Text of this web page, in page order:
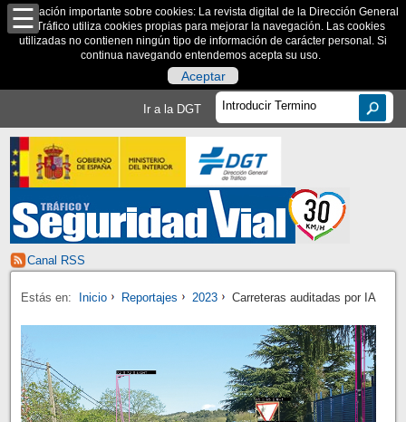
Información importante sobre cookies: La revista digital de la Dirección General
de Tráfico utiliza cookies propias para mejorar la navegación. Las cookies
utilizadas no contienen ningún tipo de información de carácter personal. Si
continua navegando entendemos acepta su uso.
Aceptar
Ir a la DGT
Canal RSS
Estás en: Inicio Reportajes 2023 Carreteras auditadas por IA